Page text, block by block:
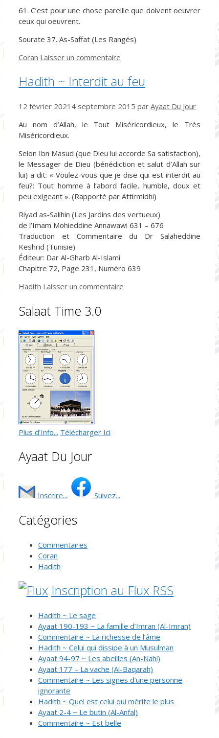
61. C’est pour une chose pareille que doivent oeuvrer
ceux qui oeuvrent.
Sourate 37. As-Saffat (Les Rangés)
Catégories
Coran Laisser un commentaire
Hadith ~ Interdit au feu
12 février 2021 4 septembre 2015 par Ayaat Du Jour
Au nom d’Allah, le Tout Miséricordieux, le Très
Miséricordieux.
Selon Ibn Masud (que Dieu lui accorde Sa satisfaction),
le Messager de Dieu (bénédiction et salut d’Allah sur
lui) a dit: « Voulez-vous que je dise qui est interdit au
feu?: Tout homme à l’abord facile, humble, doux et
peu exigeant ». (Rapporté par Attirmidhi)
Riyad as-Salihin (Les Jardins des vertueux)
de l’Imam Mohieddine Annawawi 631 – 676
Traduction et Commentaire du Dr Salaheddine
Keshrid (Tunisie)
Éditeur: Dar Al-Gharb Al-Islami
Chapitre 72, Page 231, Numéro 639
Catégories
Hadith Laisser un commentaire
Salaat Time 3.0
Plus d'Info... Télécharger Ici
Ayaat Du Jour
Inscrire... Suivez...
Catégories
Commentaires
Coran
Hadith
Inscription au Flux RSS
Hadith ~ Le sage
Ayaat 190-193 ~ La famille d’Imran (Al-Imran)
Commentaire ~ La richesse de l’âme
Hadith ~ Celui qui dissipe à un Musulman
Ayaat 94-97 ~ Les abeilles (An-Nahl)
Ayaat 177 – La vache (Al-Baqarah)
Commentaire ~ Les signes d’une personne
ignorante
Hadith ~ Quel est celui qui mérite le plus
Ayaat 2-4 ~ Le butin (Al-Anfal)
Commentaire ~ Est belle